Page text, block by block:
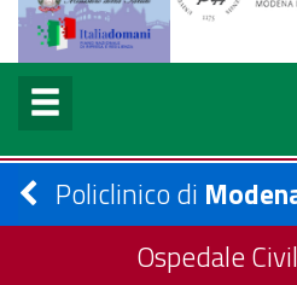
Policlinico di
Ospedale